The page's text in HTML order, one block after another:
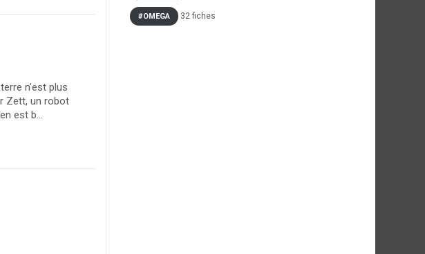
n’est plus
Zett, un robot
est b...
#OMEGA 32 fiches